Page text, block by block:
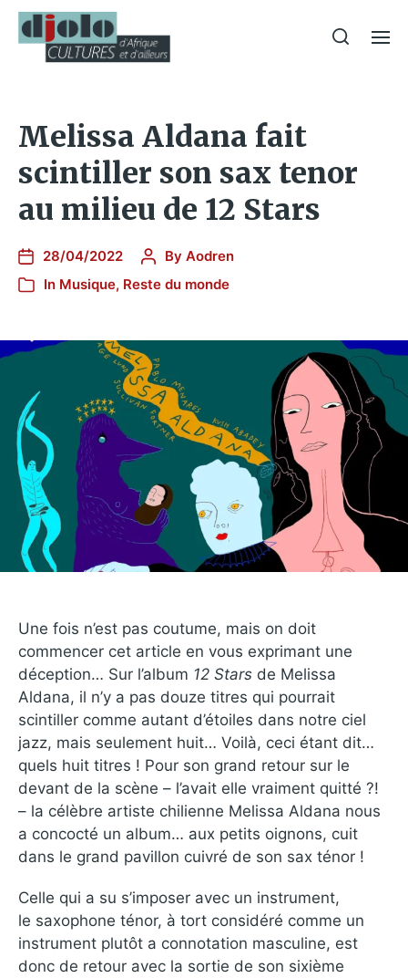
Melissa Aldana fait
scintiller son sax tenor
au milieu de 12 Stars
28/04/2022 By Aodren
In Musique, Reste du monde
Une fois n’est pas coutume, mais on doit
commencer cet article en vous exprimant une
déception… Sur l’album 12 Stars de Melissa
Aldana, il n’y a pas douze titres qui pourrait
scintiller comme autant d’étoiles dans notre ciel
jazz, mais seulement huit… Voilà, ceci étant dit…
quels huit titres ! Pour son grand retour sur le
devant de la scène – l’avait elle vraiment quitté ?!
– la célèbre artiste chilienne Melissa Aldana nous
a concocté un album… aux petits oignons, cuit
dans le grand pavillon cuivré de son sax ténor !
Celle qui a su s’imposer avec un instrument,
le saxophone ténor, à tort considéré comme un
instrument plutôt a connotation masculine, est
donc de retour avec la sortie de son sixième